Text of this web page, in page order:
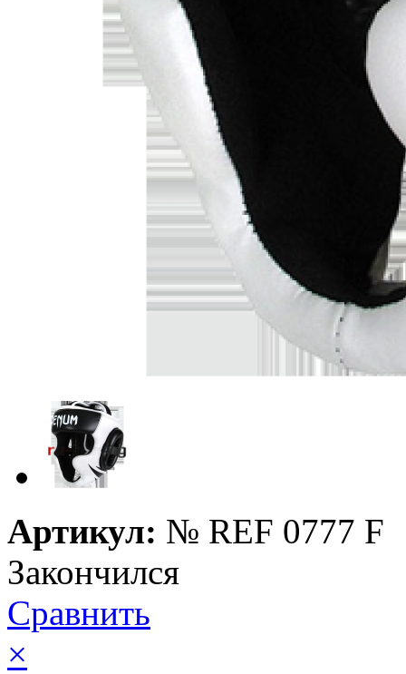
Артикул: № REF 0777 F
Закончился
Сравнить
×